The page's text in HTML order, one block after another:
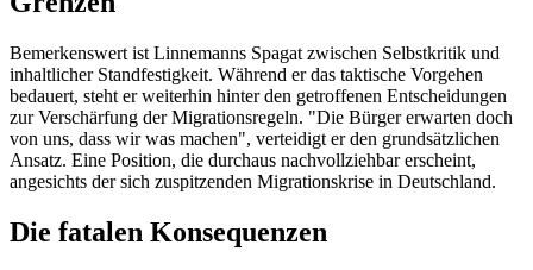
Bemerkenswert ist Linnemanns Spagat zwischen Selbstkritik und
inhaltlicher Standfestigkeit. Während er das taktische Vorgehen
bedauert, steht er weiterhin hinter den getroffenen Entscheidungen
zur Verschärfung der Migrationsregeln. "Die Bürger erwarten doch
von uns, dass wir was machen", verteidigt er den grundsätzlichen
Ansatz. Eine Position, die durchaus nachvollziehbar erscheint,
angesichts der sich zuspitzenden Migrationskrise in Deutschland.
Die fatalen Konsequenzen